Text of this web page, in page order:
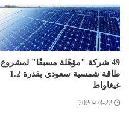
49 شركة "مؤهّلة مسبقًا" لمشروع
طاقة شمسية سعودي بقدرة 1.2
غيغاواط
2020-03-22